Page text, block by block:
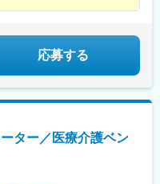
応募する
ター／医療介護ベン